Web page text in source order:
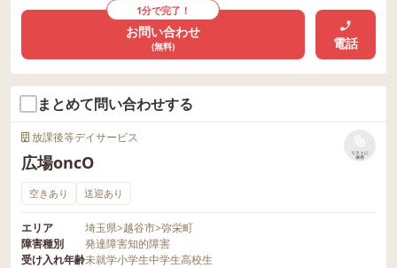
1分で完了！
お問い合わせ
(無料) 電話
まとめて問い合わせする
放課後等デイサービス
広場oncO
リストに
保存
空きあり 送迎あり
エリア 埼玉県>越谷市>弥栄町
障害種別
発達障害知的障害
受け入れ年齢未就学小学生中学生高校生